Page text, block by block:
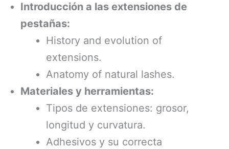
Introducción a las extensiones de
pestañas:
History and evolution of
extensions.
Anatomy of natural lashes.
Materiales y herramientas:
Tipos de extensiones: grosor,
longitud y curvatura.
Adhesivos y su correcta